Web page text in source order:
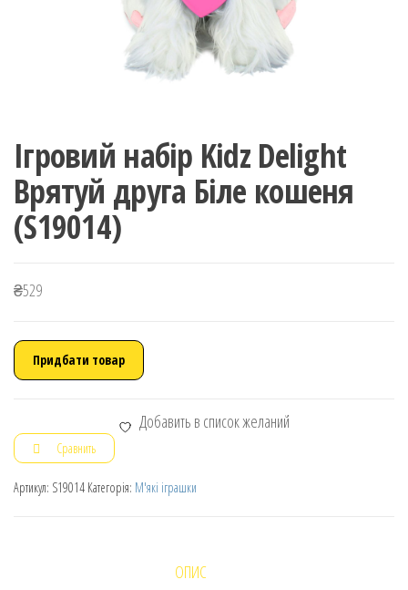
Ігровий набір Kidz Delight
Врятуй друга Біле кошеня
(S19014)
₴529
Придбати товар
Добавить в список желаний
Сравнить
Артикул: S19014 Категорія: М'які іграшки
ОПИС